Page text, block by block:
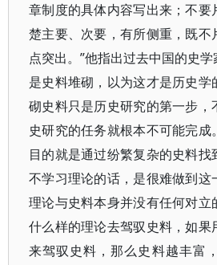
章制度的具体内容写出来；不要
楚主要、次要，有所侧重，既不
点突出。”他指出过去中国的史
是史料堆砌，以为这才是历史
砌史料只是历史研究的第一步，
史研究的任务就根本不可能完成
目的就是通过纷繁复杂的史料找
不学习理论的话，是很难做到这
理论与史料本身并没有任何对立
什么样的理论去驾驭史料，如果
来驾驭史料，那么史料越丰富